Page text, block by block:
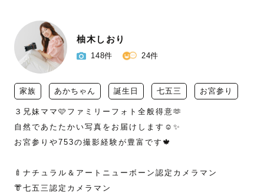
柚木しおり
148件 24件
家族 あかちゃん 誕生日 七五三 お宮参り
３兄妹ママ🩷ファミリーフォト全般得意🫶
自然であたたかい写真をお届けします☺️✨
お宮参りや753の撮影経験が豊富です🍁
🍼ナチュラル＆アートニューボーン認定カメラマン
👘七五三認定カメラマン